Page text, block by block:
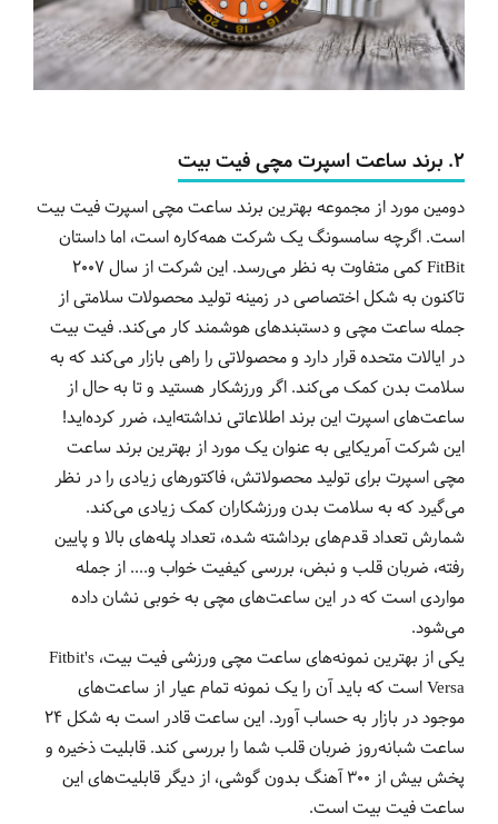
2. برند ساعتاسپرتمچیفیتبیت
دومین مورد از مجموعه بهترین برند ساعت مچی اسپرت فیت بیت
است. اگرچه سامسونگ یک شرکت همه‌کاره است، اما داستان
FitBit کمی متفاوت به نظر می‌رسد. این شرکت از سال 2007
تاکنون به شکل اختصاصی در زمینه تولید محصولات سلامتی از
جمله ساعت مچی و دستبندهای هوشمند کار می‌کند. فیت بیت
در ایالات متحده قرار دارد و محصولاتی را راهی بازار می‌کند که به
سلامت بدن کمک می‌کند. اگر ورزشکار هستید و تا به حال از
ساعت‌های اسپرت این برند اطلاعاتی نداشته‌اید، ضرر کرده‌اید!
این شرکت آمریکایی به عنوان یک مورد از بهترین برند ساعت
مچی اسپرت برای تولید محصولاتش، فاکتورهای زیادی را در نظر
می‌گیرد که به سلامت بدن ورزشکاران کمک زیادی می‌کند.
شمارش تعداد قدم‌های برداشته شده، تعداد پله‌های بالا و پایین
رفته، ضربان قلب و نبض، بررسی کیفیت خواب و.... از جمله
مواردی است که در این ساعت‌های مچی به خوبی نشان داده
می‌شود.
یکی از بهترین نمونه‌های ساعت مچی ورزشی فیت بیت، Fitbit's
Versa است که باید آن را یک نمونه تمام عیار از ساعت‌های
موجود در بازار به حساب آورد. این ساعت قادر است به شکل 24
ساعت شبانه‌روز ضربان قلب شما را بررسی کند. قابلیت ذخیره و
پخش بیش از 300 آهنگ بدون گوشی، از دیگر قابلیت‌های این
ساعت فیت بیت است.